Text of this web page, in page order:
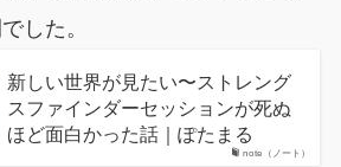
した。
note（ノート）
新しい世界が見たい〜ストレング
スファインダーセッションが死ぬ
ほど面白かった話｜ぽたまる